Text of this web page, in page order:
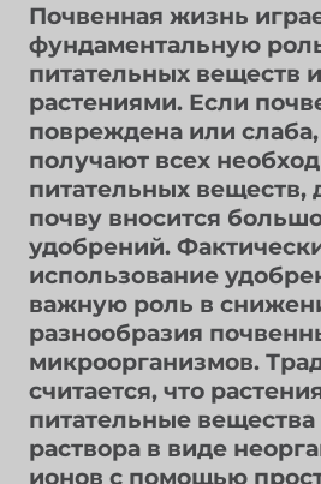
Почвенная жизнь
фундаментальную
питательных веществ
растениями. Если
повреждена или
получают всех
питательных веществ,
почву вносится
удобрений.
использование
важную роль в
разнообразия
микроорганизмов.
считается, что
питательные
раствора в виде
ионов с помощью